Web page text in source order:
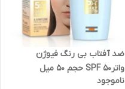
ضد آفتاب بی رنگ فیوژن
واترSPF 50 حجم 50 میل
ناموجود